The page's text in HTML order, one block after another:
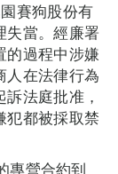
賽狗股份有
失當。經廉署
的過程中涉嫌
人在法律行為
法庭批准，
犯都被採取禁
專營合約到